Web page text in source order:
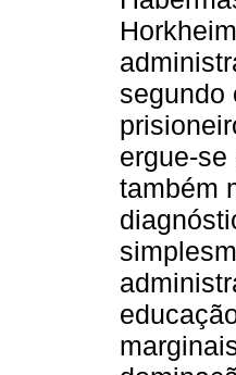
segundo
ergue-
também